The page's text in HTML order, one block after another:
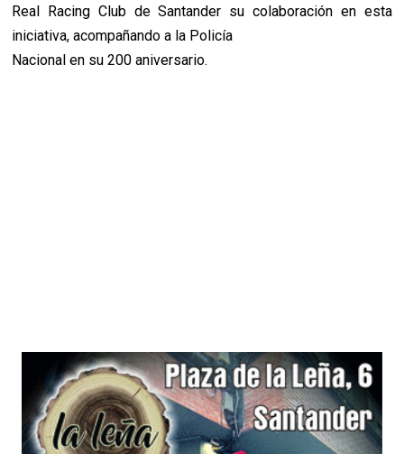
Real Racing Club de Santander su colaboración en esta
iniciativa, acompañando a la Policía
Nacional en su 200 aniversario.